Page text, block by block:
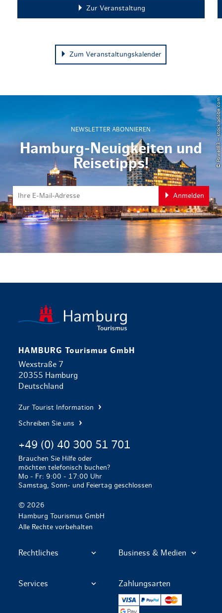
Zur Veranstaltung
Zum Veranstaltungskalender
NEWSLETTER ABONNIEREN
Hamburg-Neuigkeiten und
Reisetipps!
Anmelden
© Powell83 – stock.adobe.com
HAMBURG Tourismus GmbH
Wexstraße 7
20355 Hamburg
Deutschland
Zur Tourist Information
Schreiben Sie uns
+49 (0) 40 300 51 701
Brauchen Sie Hilfe oder
möchten telefonisch buchen?
Mo - Fr: 9:00 - 17:00 Uhr
Samstag, Sonn- und Feiertag geschlossen
© 2026
Hamburg Tourismus GmbH
Alle Rechte vorbehalten
Rechtliches Business & Medien
Services Zahlungsarten
VISA PayPal